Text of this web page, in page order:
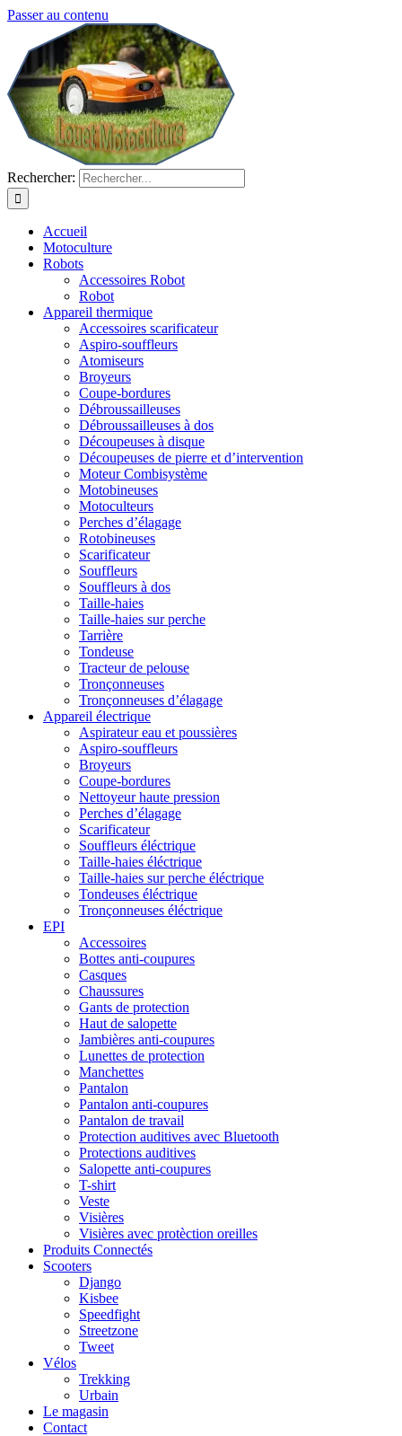
Passer au contenu
Rechercher:
Accueil
Motoculture
Robots
Accessoires Robot
Robot
Appareil thermique
Accessoires scarificateur
Aspiro-souffleurs
Atomiseurs
Broyeurs
Coupe-bordures
Débroussailleuses
Débroussailleuses à dos
Découpeuses à disque
Découpeuses de pierre et d’intervention
Moteur Combisystème
Motobineuses
Motoculteurs
Perches d’élagage
Rotobineuses
Scarificateur
Souffleurs
Souffleurs à dos
Taille-haies
Taille-haies sur perche
Tarrière
Tondeuse
Tracteur de pelouse
Tronçonneuses
Tronçonneuses d’élagage
Appareil électrique
Aspirateur eau et poussières
Aspiro-souffleurs
Broyeurs
Coupe-bordures
Nettoyeur haute pression
Perches d’élagage
Scarificateur
Souffleurs éléctrique
Taille-haies éléctrique
Taille-haies sur perche éléctrique
Tondeuses éléctrique
Tronçonneuses éléctrique
EPI
Accessoires
Bottes anti-coupures
Casques
Chaussures
Gants de protection
Haut de salopette
Jambières anti-coupures
Lunettes de protection
Manchettes
Pantalon
Pantalon anti-coupures
Pantalon de travail
Protection auditives avec Bluetooth
Protections auditives
Salopette anti-coupures
T-shirt
Veste
Visières
Visières avec protèction oreilles
Produits Connectés
Scooters
Django
Kisbee
Speedfight
Streetzone
Tweet
Vélos
Trekking
Urbain
Le magasin
Contact